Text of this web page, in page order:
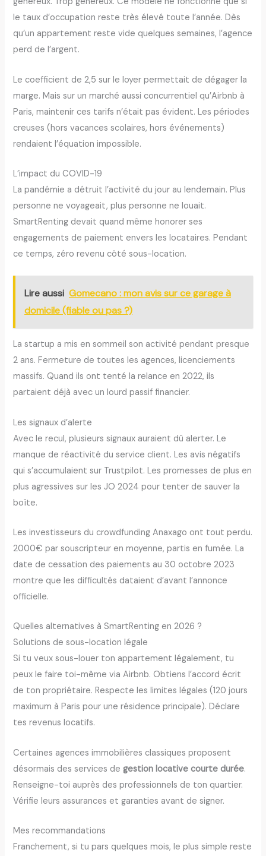
le taux d’occupation reste très élevé toute l’année. Dès
qu’un appartement reste vide quelques semaines, l’agence
perd de l’argent.
Le coefficient de 2,5 sur le loyer permettait de dégager la
marge. Mais sur un marché aussi concurrentiel qu’Airbnb à
Paris, maintenir ces tarifs n’était pas évident. Les périodes
creuses (hors vacances scolaires, hors événements)
rendaient l’équation impossible.
L’impact du COVID-19
La pandémie a détruit l’activité du jour au lendemain. Plus
personne ne voyageait, plus personne ne louait.
SmartRenting devait quand même honorer ses
engagements de paiement envers les locataires. Pendant
ce temps, zéro revenu côté sous-location.
Lire aussi Gomecano : mon avis sur ce garage à
domicile (fiable ou pas ?)
La startup a mis en sommeil son activité pendant presque
2 ans. Fermeture de toutes les agences, licenciements
massifs. Quand ils ont tenté la relance en 2022, ils
partaient déjà avec un lourd passif financier.
Les signaux d’alerte
Avec le recul, plusieurs signaux auraient dû alerter. Le
manque de réactivité du service client. Les avis négatifs
qui s’accumulaient sur Trustpilot. Les promesses de plus en
plus agressives sur les JO 2024 pour tenter de sauver la
boîte.
Les investisseurs du crowdfunding Anaxago ont tout perdu.
2000€ par souscripteur en moyenne, partis en fumée. La
date de cessation des paiements au 30 octobre 2023
montre que les difficultés dataient d’avant l’annonce
officielle.
Quelles alternatives à SmartRenting en 2026 ?
Solutions de sous-location légale
Si tu veux sous-louer ton appartement légalement, tu
peux le faire toi-même via Airbnb. Obtiens l’accord écrit
de ton propriétaire. Respecte les limites légales (120 jours
maximum à Paris pour une résidence principale). Déclare
tes revenus locatifs.
Certaines agences immobilières classiques proposent
désormais des services de gestion locative courte durée.
Renseigne-toi auprès des professionnels de ton quartier.
Vérifie leurs assurances et garanties avant de signer.
Mes recommandations
Franchement, si tu pars quelques mois, le plus simple reste